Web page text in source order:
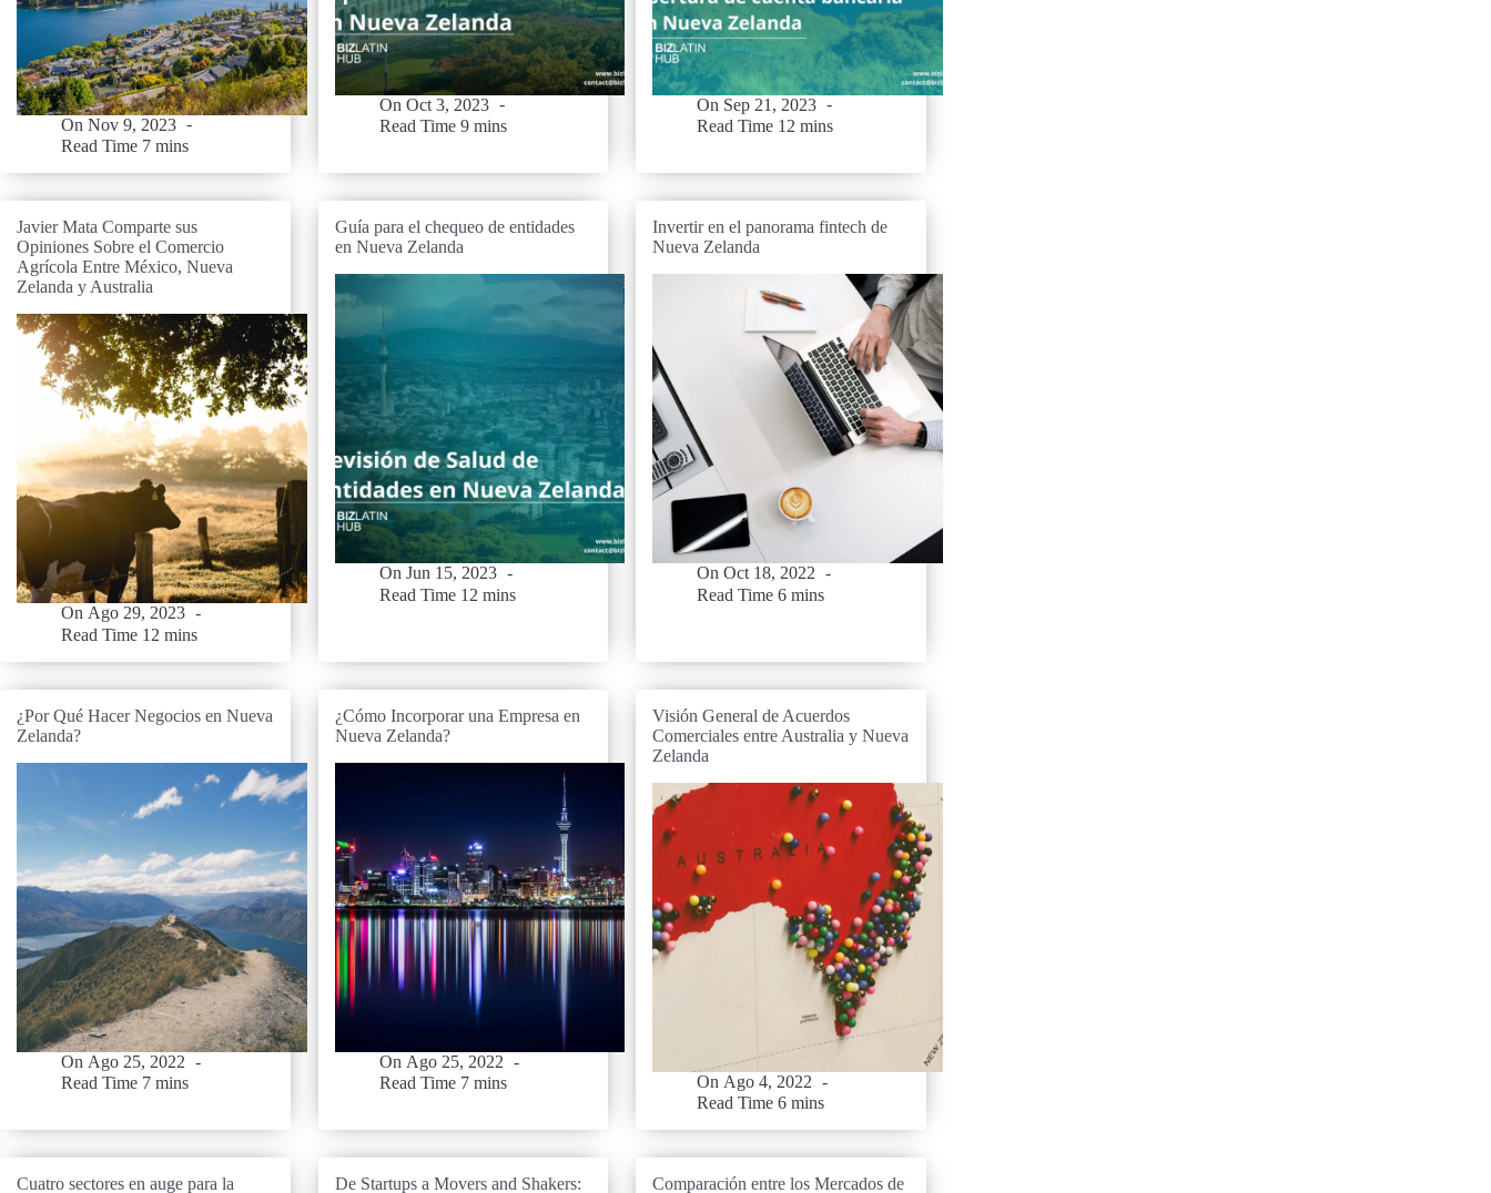
On Nov 9, 2023
Read Time 7 mins
On Oct 3, 2023
Read Time 9 mins
On Sep 21, 2023
Read Time 12 mins
Javier Mata Comparte sus
Opiniones Sobre el Comercio
Agrícola Entre México, Nueva
Zelanda y Australia
On Ago 29, 2023
Read Time 12 mins
Guía para el chequeo de entidades
en Nueva Zelanda
On Jun 15, 2023
Read Time 12 mins
Invertir en el panorama fintech de
Nueva Zelanda
On Oct 18, 2022
Read Time 6 mins
¿Por Qué Hacer Negocios en Nueva
Zelanda?
On Ago 25, 2022
Read Time 7 mins
¿Cómo Incorporar una Empresa en
Nueva Zelanda?
On Ago 25, 2022
Read Time 7 mins
Visión General de Acuerdos
Comerciales entre Australia y Nueva
Zelanda
On Ago 4, 2022
Read Time 6 mins
Cuatro sectores en auge para la De Startups a Movers and Shakers: Comparación entre los Mercados de